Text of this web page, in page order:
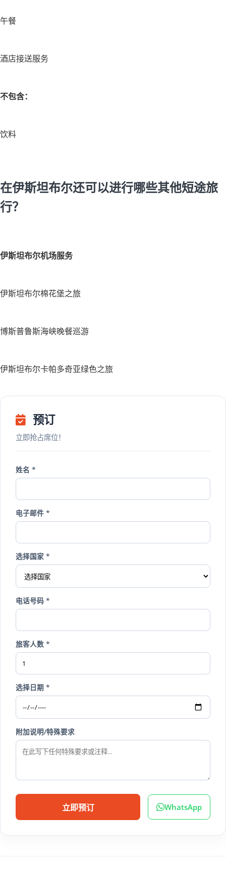
午餐
酒店接送服务
不包含：
饮料
在伊斯坦布尔还可以进行哪些其他短途旅
行？
伊斯坦布尔机场服务
伊斯坦布尔棉花堡之旅
博斯普鲁斯海峡晚餐巡游
伊斯坦布尔卡帕多奇亚绿色之旅
预订
立即抢占席位！
姓名 *
电子邮件 *
选择国家 *
电话号码 *
旅客人数 *
选择日期 *
附加说明/特殊要求
立即预订 WhatsApp